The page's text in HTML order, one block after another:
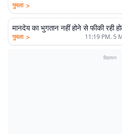
गुमला >
मानदेय का भुगतान नहीं होने से फीकी रही
गुमला > 11:19 PM. 5
विज्ञापन